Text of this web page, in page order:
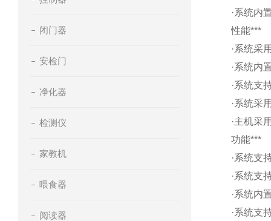
闭门器
安检门
净化器
检测仪
家教机
喂食器
阅读器
·系统内
性能***
·系统采
·系统内
·系统支
·系统采
·主机采
功能***
·系统支
·系统支
·系统内
·系统支